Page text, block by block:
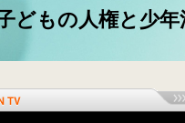
どもの人権と少